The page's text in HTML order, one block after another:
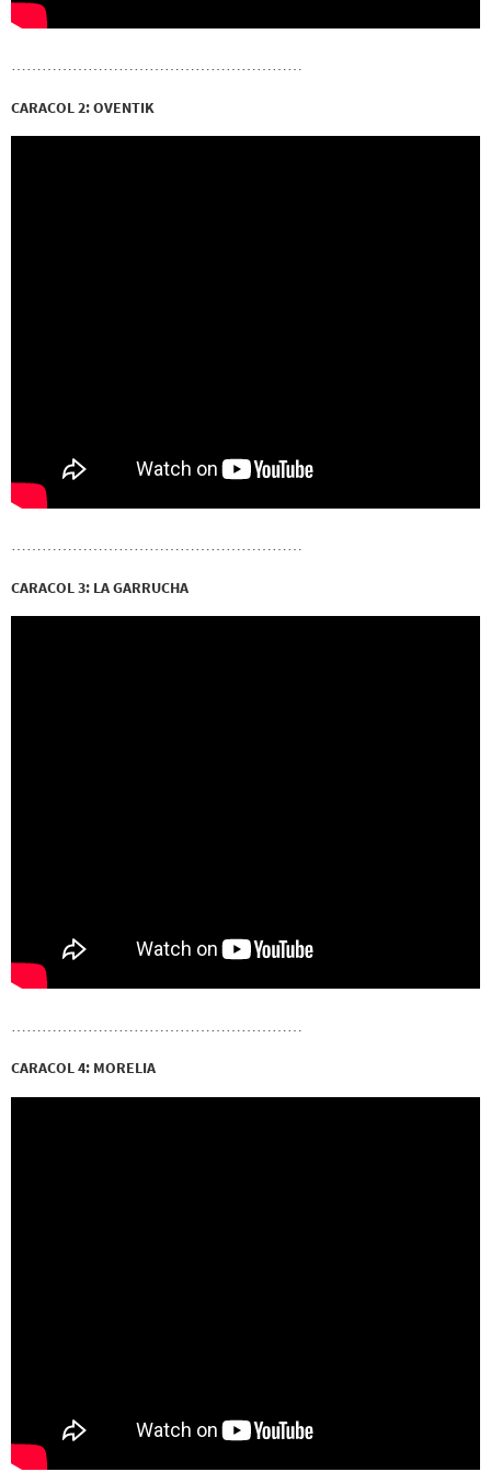
…………………………………………………
CARACOL 2: OVENTIK
…………………………………………………
CARACOL 3: LA GARRUCHA
…………………………………………………
CARACOL 4: MORELIA